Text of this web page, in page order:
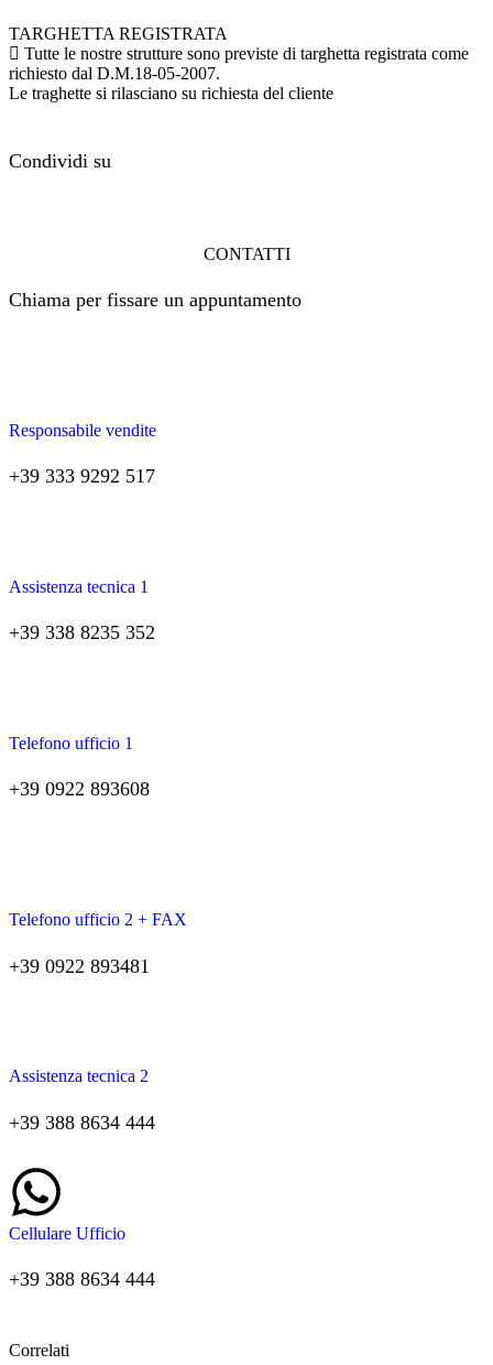
TARGHETTA REGISTRATA
Tutte le nostre strutture sono previste di targhetta registrata come
richiesto dal D.M.18-05-2007.
Le traghette si rilasciano su richiesta del cliente
Condividi su
CONTATTI
Chiama per fissare un appuntamento
Responsabile vendite
+39 333 9292 517
Assistenza tecnica 1
+39 338 8235 352
Telefono ufficio 1
+39 0922 893608
Telefono ufficio 2 + FAX
+39 0922 893481
Assistenza tecnica 2
+39 388 8634 444
Cellulare Ufficio
+39 388 8634 444
Correlati